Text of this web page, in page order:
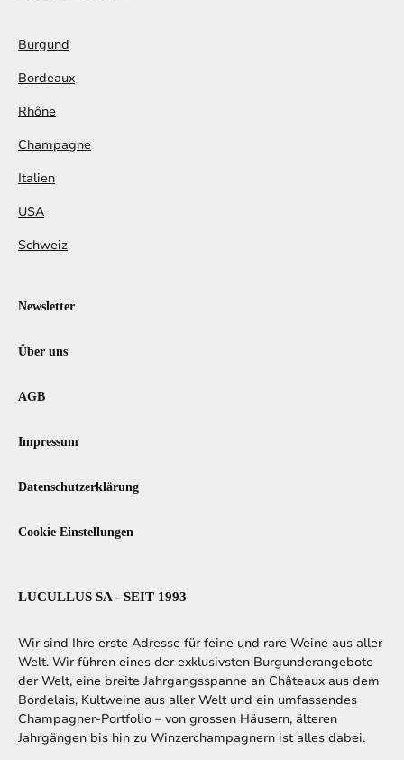
Burgund
Bordeaux
Rhône
Champagne
Italien
USA
Schweiz
Newsletter
Über uns
AGB
Impressum
Datenschutzerklärung
Cookie Einstellungen
LUCULLUS SA - SEIT 1993
Wir sind Ihre erste Adresse für feine und rare Weine aus aller
Welt. Wir führen eines der exklusivsten Burgunderangebote
der Welt, eine breite Jahrgangsspanne an Châteaux aus dem
Bordelais, Kultweine aus aller Welt und ein umfassendes
Champagner-Portfolio – von grossen Häusern, älteren
Jahrgängen bis hin zu Winzerchampagnern ist alles dabei.